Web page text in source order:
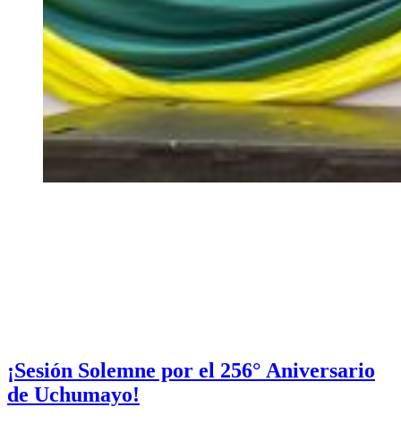
¡Sesión Solemne por el 256° Aniversario
de Uchumayo!